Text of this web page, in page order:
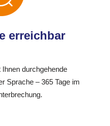
erreichbar
durchgehende
Sprache – 365 Tage im